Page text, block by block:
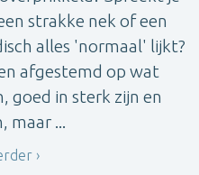
strakke nek of een
alles 'normaal' lijkt?
afgestemd op wat
goed in sterk zijn en
maar ...